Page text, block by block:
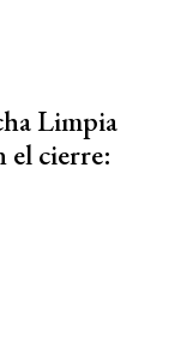
Limpia
el cierre: